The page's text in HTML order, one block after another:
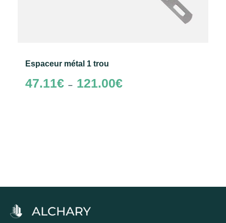
Espaceur métal 1 trou
47.11€ – 121.00€